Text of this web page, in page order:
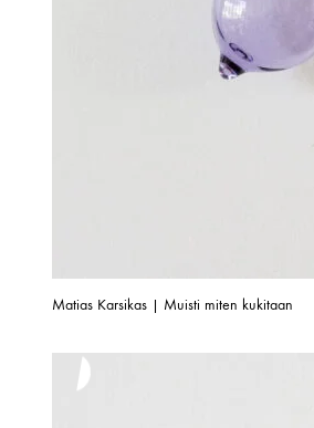
Matias Karsikas | Muisti miten kukitaan